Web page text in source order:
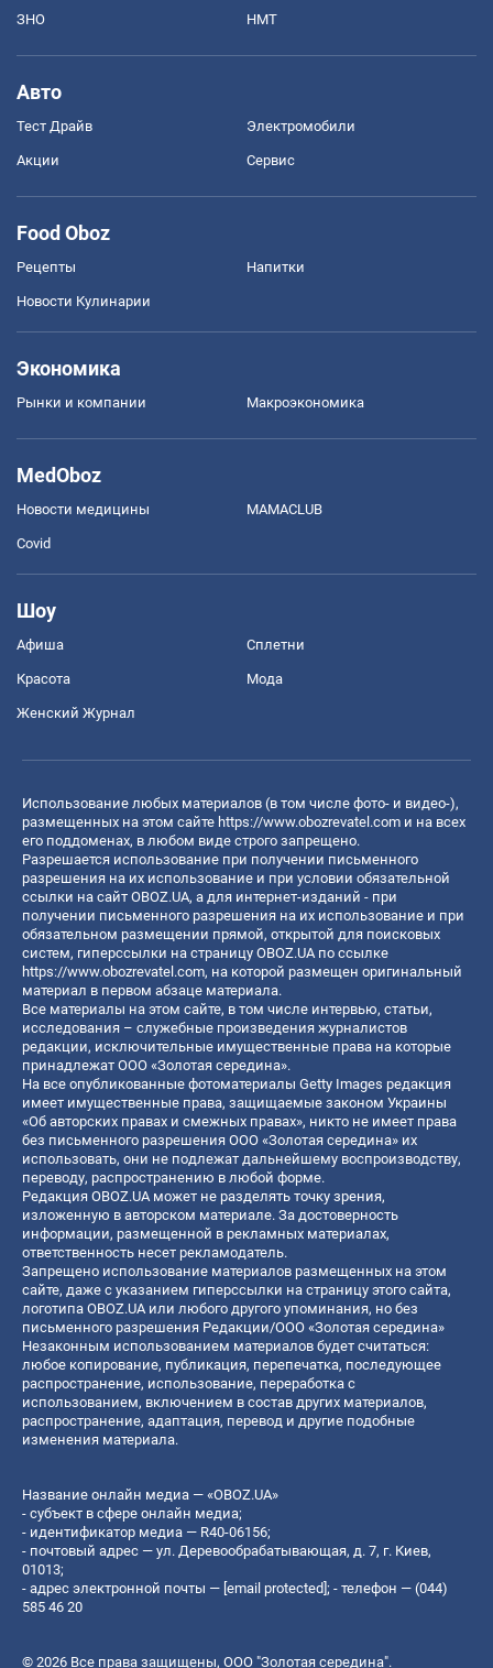
ЗНО НМТ
Авто
Тест Драйв Электромобили
Акции Сервис
Food Oboz
Рецепты Напитки
Новости Кулинарии
Экономика
Рынки и компании Mакроэкономика
MedOboz
Новости медицины MAMACLUB
Covid
Шоу
Афиша Сплетни
Красота Мода
Женский Журнал
Использование любых материалов (в том числе фото- и видео-),
размещенных на этом сайте https://www.obozrevatel.com и на всех
его поддоменах, в любом виде строго запрещено.
Разрешается использование при получении письменного
разрешения на их использование и при условии обязательной
ссылки на сайт OBOZ.UA, а для интернет-изданий - при
получении письменного разрешения на их использование и при
обязательном размещении прямой, открытой для поисковых
систем, гиперссылки на страницу OBOZ.UA по ссылке
https://www.obozrevatel.com, на которой размещен оригинальный
материал в первом абзаце материала.
Все материалы на этом сайте, в том числе интервью, статьи,
исследования – служебные произведения журналистов
редакции, исключительные имущественные права на которые
принадлежат ООО «Золотая середина».
На все опубликованные фотоматериалы Getty Images редакция
имеет имущественные права, защищаемые законом Украины
«Об авторских правах и смежных правах», никто не имеет права
без письменного разрешения ООО «Золотая середина» их
использовать, они не подлежат дальнейшему воспроизводству,
переводу, распространению в любой форме.
Редакция OBOZ.UA может не разделять точку зрения,
изложенную в авторском материале. За достоверность
информации, размещенной в рекламных материалах,
ответственность несет рекламодатель.
Запрещено использование материалов размещенных на этом
сайте, даже с указанием гиперссылки на страницу этого сайта,
логотипа OBOZ.UA или любого другого упоминания, но без
письменного разрешения Редакции/ООО «Золотая середина»
Незаконным использованием материалов будет считаться:
любое копирование, публикация, перепечатка, последующее
распространение, использование, переработка с
использованием, включением в состав других материалов,
распространение, адаптация, перевод и другие подобные
изменения материала.
Название онлайн медиа — «OBOZ.UA»
- субъект в сфере онлайн медиа;
- идентификатор медиа — R40-06156;
- почтовый адрес — ул. Деревообрабатывающая, д. 7, г. Киев,
01013;
- адрес электронной почты — [email protected] ; - телефон — (044)
585 46 20
© 2026 Все права защищены, ООО "Золотая середина".